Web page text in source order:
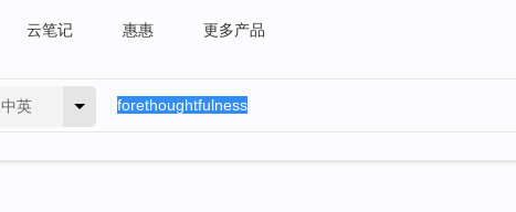
云笔记 惠惠 更多产品
中英